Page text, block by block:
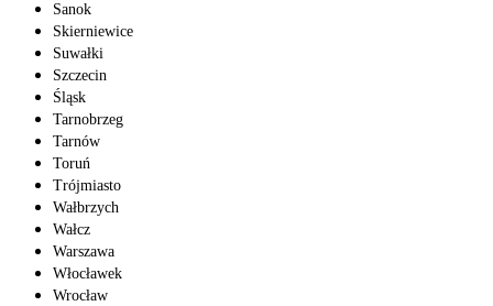
Sanok
Skierniewice
Suwałki
Szczecin
Śląsk
Tarnobrzeg
Tarnów
Toruń
Trójmiasto
Wałbrzych
Wałcz
Warszawa
Włocławek
Wrocław